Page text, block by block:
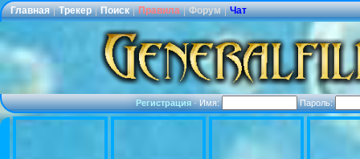
Главная | Трекер | Поиск | Правила | Форум | Чат
Регистрация·Имя: Пароль: